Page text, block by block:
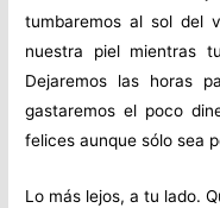
tumbaremos al sol del
nuestra piel mientras
Dejaremos las horas
gastaremos el poco
felices aunque sólo sea
Lo más lejos, a tu lado.